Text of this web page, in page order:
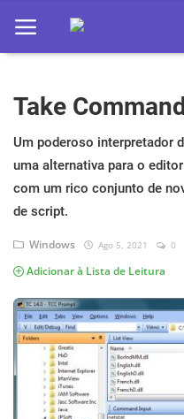
Home
Apps
Games
Música
Jogos hoje na TV
Take
Um poderoso interpretador
uma alternativa para o
com um rico conjunto de
de script.
Windows Ago 5, 2021 0
Adicionar à Lista de Leitura